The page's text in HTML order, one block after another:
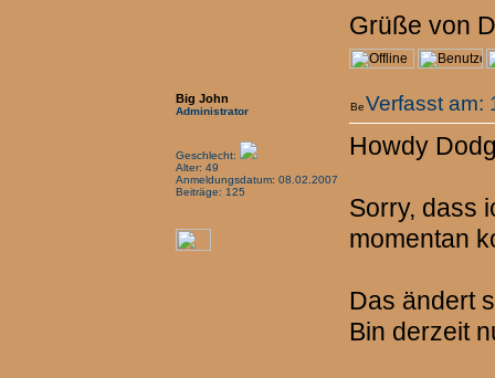
Grüße von
Big John
Administrator
Geschlecht:
Alter: 49
Anmeldungsdatum: 08.02.2007
Beiträge: 125
Verfasst
Howdy
Sorry, dass
momentan
Das ändert
Bin derzeit